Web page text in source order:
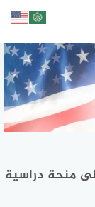
منحة دراسية